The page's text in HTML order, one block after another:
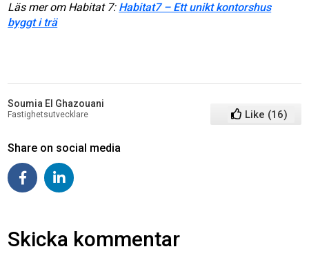
Läs mer om Habitat 7: Habitat7 – Ett unikt kontorshus
byggt i trä
Soumia El Ghazouani
Fastighetsutvecklare Like (16)
Share on social media
Skicka kommentar